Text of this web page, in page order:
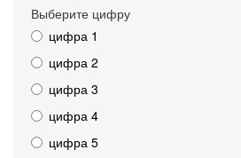
Выберите цифру
цифра 1
цифра 2
цифра 3
цифра 4
цифра 5